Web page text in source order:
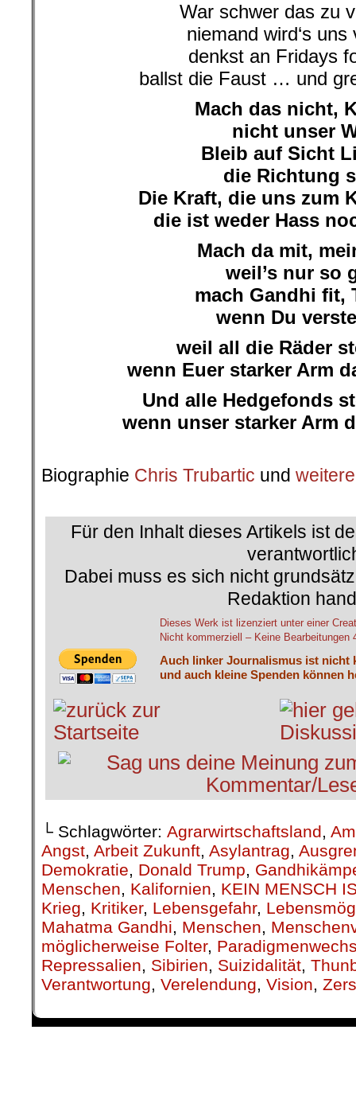
War schwer das zu
niemand wird‘s uns
denkst an Fridays
ballst die Faust … und
Mach das nicht,
nicht unser
Bleib auf Sicht
die Richtung
Die Kraft, die uns zum
die ist weder Hass
Mach da mit,
weil’s nur so
mach Gandhi fit,
wenn Du
weil all die Räder
wenn Euer starker Arm
Und alle Hedgefonds
wenn unser starker Arm
Biographie Chris Trubartic und
Für den Inhalt dieses Artikels ist
Dabei muss es sich nicht
Redaktion
Dieses Werk ist lizenziert unter einer
Nicht kommerziell – Keine Bearbeitungen
Auch linker Journalismus ist nicht
und auch kleine Spenden können
└ Schlagwörter: Agrarwirtschaftsland,
Angst, Arbeit Zukunft, Asylantrag,
Demokratie, Donald Trump,
Menschen, Kalifornien, KEIN MENSCH
Krieg, Kritiker, Lebensgefahr,
Mahatma Gandhi, Menschen,
möglicherweise Folter,
Repressalien, Sibirien, Suizidalität,
Verantwortung, Verelendung, Vision,